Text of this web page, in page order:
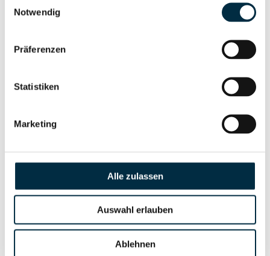
Notwendig
Präferenzen
Statistiken
Marketing
Alle zulassen
Auswahl erlauben
Ablehnen
Vollständiges
Vollständiges
Wirtschaftlich
Vollständiges
Unternehmensprofil
anfragen